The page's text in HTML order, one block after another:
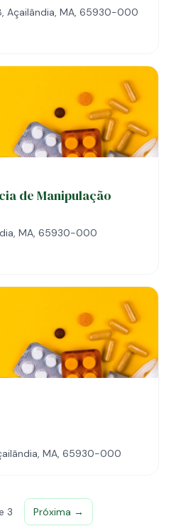
Açailândia, MA, 65930-000
de Manipulação
MA, 65930-000
MA, 65930-000
3 Próxima →